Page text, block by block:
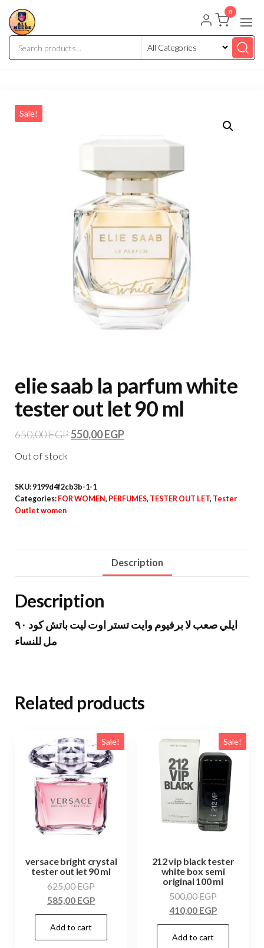
0
Sale!
elie saab la parfum white
tester out let 90 ml
650,00EGP550,00EGP
Out of stock
SKU: 9199d4f2cb3b-1-1
Categories: FOR WOMEN, PERFUMES, TESTER OUT LET, Tester
Outlet women
Description
Description
ايلي صعب لا برفيوم وايت تستر اوت ليت باتش كود ٩٠
مل للنساء
Related products
Sale!
versace bright crystal
tester out let 90 ml
625,00EGP
585,00 EGP
Add to cart
Sale!
212 vip black tester
white box semi
original 100 ml
500,00EGP
410,00 EGP
Add to cart